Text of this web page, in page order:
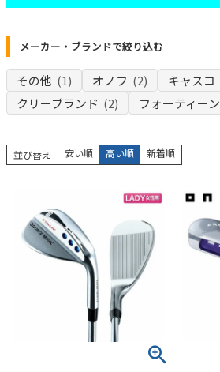
メーカー・ブランドで絞り込む
その他 (1) オノフ (2) キャスコ
クリーブランド (2) フォーティーン
並び替え 安い順 高い順 新着順